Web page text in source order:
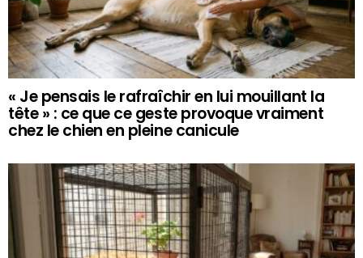
« Je pensais le rafraîchir en lui mouillant la
tête » : ce que ce geste provoque vraiment
chez le chien en pleine canicule